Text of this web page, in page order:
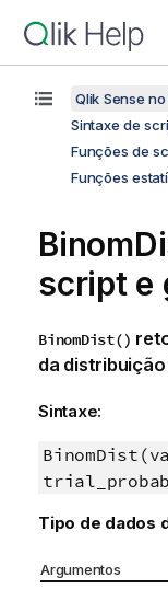
Qlik Sense
Sintaxe de
Funções de
Funções
script e
BinomDist()
da distribuição
Sintaxe:
Tipo de dados
Argumentos